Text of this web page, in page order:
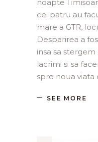
noapte
cei patru au
mare a GTR,
Desparirea a
insa sa
lacrimi si sa
spre noua viata
SEE MORE